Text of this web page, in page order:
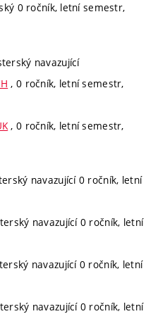
0 ročník, letní semestr,
navazující
, 0 ročník, letní semestr,
, 0 ročník, letní semestr,
navazující 0 ročník, letní
navazující 0 ročník, letní
navazující 0 ročník, letní
navazující 0 ročník, letní